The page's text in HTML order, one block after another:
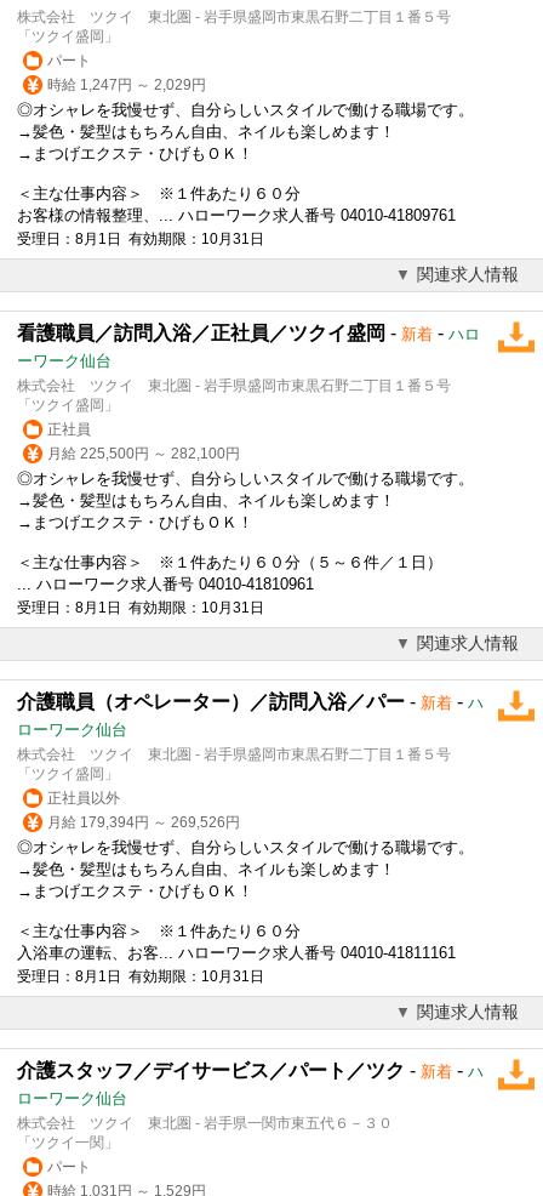
株式会社 ツクイ 東北圏 - 岩手県盛岡市東黒石野二丁目１番５号
「ツクイ盛岡」
パート
時給 1,247円 ～ 2,029円
◎オシャレを我慢せず、自分らしいスタイルで働ける職場です。
→髪色・髪型はもちろん自由、ネイルも楽しめます！
→まつげエクステ・ひげもＯＫ！
＜主な仕事内容＞ ※１件あたり６０分
お客様の情報整理、... ハローワーク求人番号 04010-41809761
受理日：8月1日 有効期限：10月31日
関連求人情報
看護職員／訪問入浴／正社員／ツクイ盛岡 - 新着 - ハロ
ーワーク仙台
株式会社 ツクイ 東北圏 - 岩手県盛岡市東黒石野二丁目１番５号
「ツクイ盛岡」
正社員
月給 225,500円 ～ 282,100円
◎オシャレを我慢せず、自分らしいスタイルで働ける職場です。
→髪色・髪型はもちろん自由、ネイルも楽しめます！
→まつげエクステ・ひげもＯＫ！
＜主な仕事内容＞ ※１件あたり６０分（５～６件／１日）
... ハローワーク求人番号 04010-41810961
受理日：8月1日 有効期限：10月31日
関連求人情報
介護職員（オペレーター）／訪問入浴／パー - 新着 - ハ
ローワーク仙台
株式会社 ツクイ 東北圏 - 岩手県盛岡市東黒石野二丁目１番５号
「ツクイ盛岡」
正社員以外
月給 179,394円 ～ 269,526円
◎オシャレを我慢せず、自分らしいスタイルで働ける職場です。
→髪色・髪型はもちろん自由、ネイルも楽しめます！
→まつげエクステ・ひげもＯＫ！
＜主な仕事内容＞ ※１件あたり６０分
入浴車の運転、お客... ハローワーク求人番号 04010-41811161
受理日：8月1日 有効期限：10月31日
関連求人情報
介護スタッフ／デイサービス／パート／ツク - 新着 - ハ
ローワーク仙台
株式会社 ツクイ 東北圏 - 岩手県一関市東五代６－３０
「ツクイ一関」
パート
時給 1,031円 ～ 1,529円